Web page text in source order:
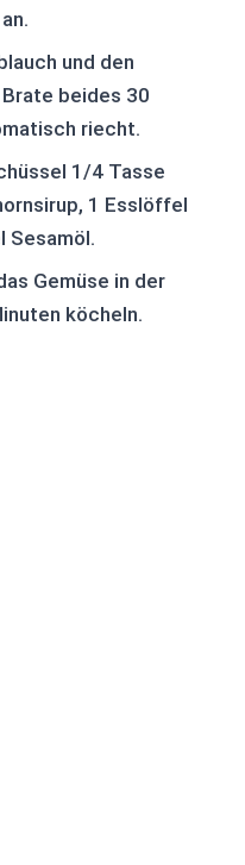
und den
beides 30
riecht.
1/4 Tasse
1 Esslöffel
Sesamöl.
Gemüse in der
köcheln.